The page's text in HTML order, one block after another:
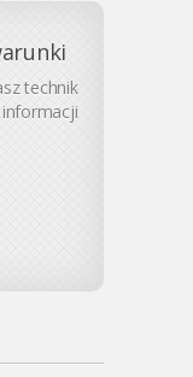
technik